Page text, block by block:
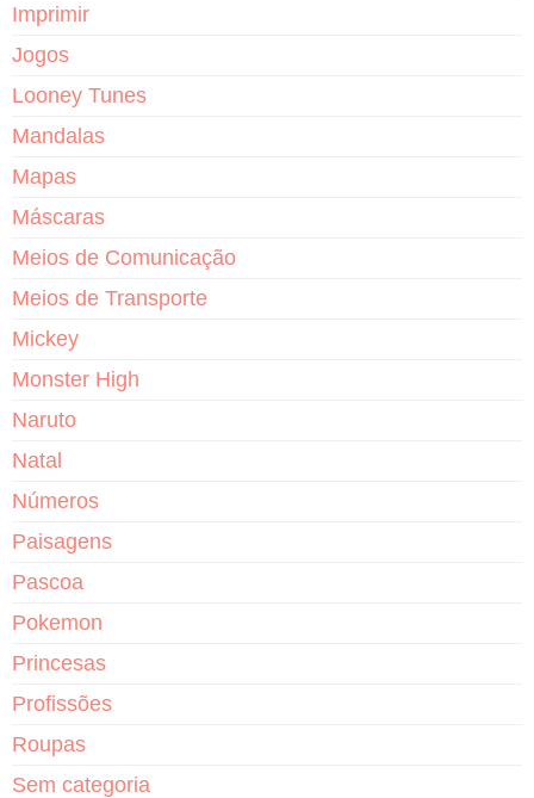
Imprimir
Jogos
Looney Tunes
Mandalas
Mapas
Máscaras
Meios de Comunicação
Meios de Transporte
Mickey
Monster High
Naruto
Natal
Números
Paisagens
Pascoa
Pokemon
Princesas
Profissões
Roupas
Sem categoria